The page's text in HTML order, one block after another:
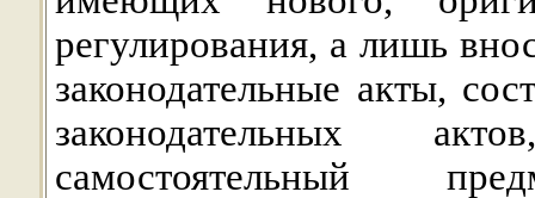
регулирования, а лишь
законодательные акты,
законодательных
самостоятельный